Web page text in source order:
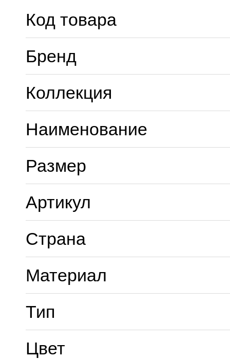
Код товара
Бренд
Коллекция
Наименование
Размер
Артикул
Страна
Материал
Тип
Цвет